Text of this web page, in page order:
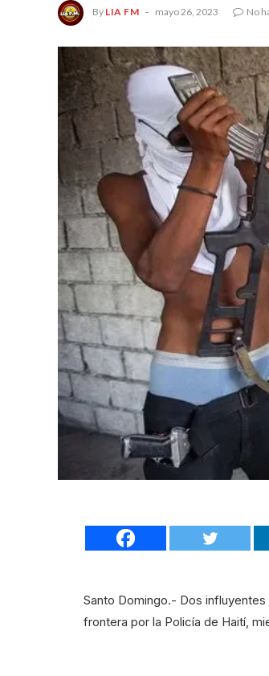
By LIA FM mayo 26, 2023 No
Santo Domingo.- Dos
frontera por la Policía de Haití,